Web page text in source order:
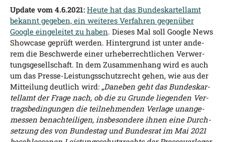
Update vom 4.6.2021: Heu­te hat das Bun­des­kar­tell­amt
bekannt gege­ben, ein wei­te­res Ver­fah­ren gegen­über
Goog­le ein­ge­lei­tet zu haben. Die­ses Mal soll Goog­le News
Show­ca­se geprüft wer­den. Hin­ter­grund ist unter ande­
rem die Beschwer­de einer urhe­ber­recht­li­chen Ver­wer­
tungs­ge­sell­schaft. In dem Zusam­men­hang wird es auch
um das Pres­se-Leis­tungs­schutz­recht gehen, wie aus der
Mit­tei­lung deut­lich wird: „Dane­ben geht das Bun­des­kar­
tell­amt der Fra­ge nach, ob die zu Grun­de lie­gen­den Ver­
trags­be­din­gun­gen die teil­neh­men­den Ver­la­ge unan­ge­
mes­sen benach­tei­li­gen, ins­be­son­de­re ihnen eine Durch­
set­zung des von Bun­des­tag und Bun­des­rat im Mai 2021